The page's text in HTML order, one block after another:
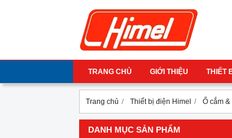
TRANG CHỦ GIỚI THIỆU THIẾT
Trang chủ Thiết bị điện Himel Ổ cắm
DANH MỤC SẢN PHẨM